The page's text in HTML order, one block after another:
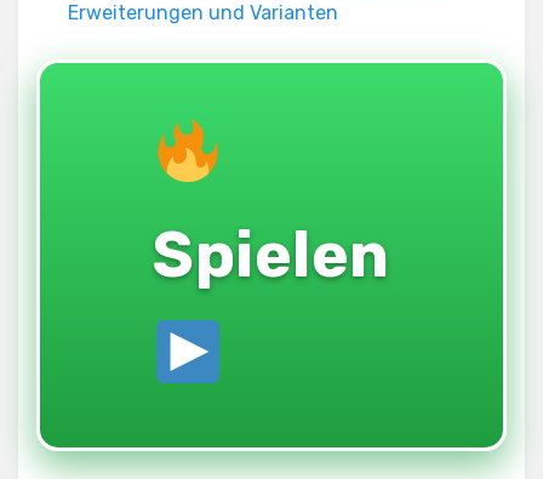
Erweiterungen und Varianten
Spielen